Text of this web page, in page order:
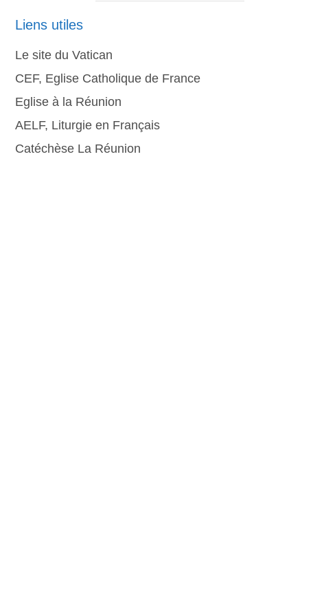
Liens utiles
Le site du Vatican
CEF, Eglise Catholique de France
Eglise à la Réunion
AELF, Liturgie en Français
Catéchèse La Réunion